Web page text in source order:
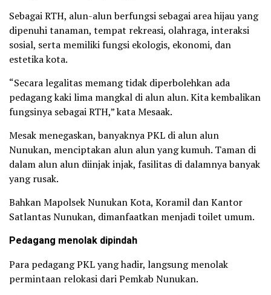
Sebagai RTH, alun-alun berfungsi sebagai area hijau yang
dipenuhi tanaman, tempat rekreasi, olahraga, interaksi
sosial, serta memiliki fungsi ekologis, ekonomi, dan
estetika kota.
“Secara legalitas memang tidak diperbolehkan ada
pedagang kaki lima mangkal di alun alun. Kita kembalikan
fungsinya sebagai RTH,” kata Mesaak.
Mesak menegaskan, banyaknya PKL di alun alun
Nunukan, menciptakan alun alun yang kumuh. Taman di
dalam alun alun diinjak injak, fasilitas di dalamnya banyak
yang rusak.
Bahkan Mapolsek Nunukan Kota, Koramil dan Kantor
Satlantas Nunukan, dimanfaatkan menjadi toilet umum.
Pedagang menolak dipindah
Para pedagang PKL yang hadir, langsung menolak
permintaan relokasi dari Pemkab Nunukan.